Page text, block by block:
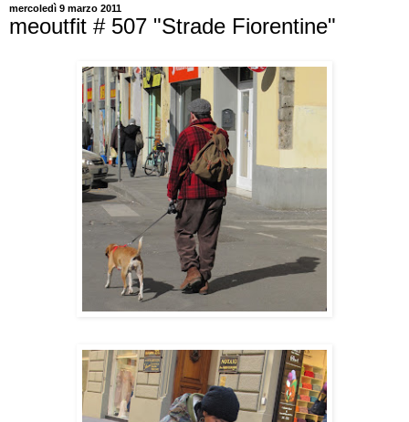
mercoledì 9 marzo 2011
meoutfit # 507 "Strade Fiorentine"